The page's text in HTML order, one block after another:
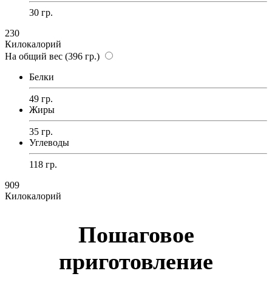
30 гр.
230
Килокалорий
На общий вес (396 гр.)
Белки
49 гр.
Жиры
35 гр.
Углеводы
118 гр.
909
Килокалорий
Пошаговое
приготовление